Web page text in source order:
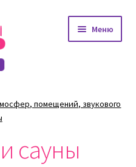
Меню
помещений, звукового
сауны